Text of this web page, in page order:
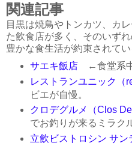
関連記事
目黒は焼鳥やトンカツ、カ
た飲食店が多く、そのいず
豊かな食生活が約束されてい
サエキ飯店←食堂系中
レストランユニック（
ビエが自慢。
クロデグルメ（Clos
でお釣りが来るミラク
立飲ビストロシン サン